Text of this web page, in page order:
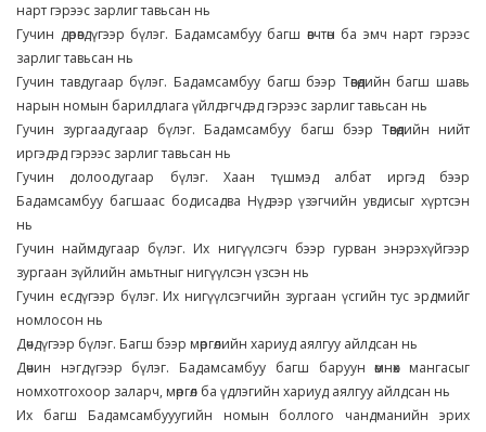
нарт гэрээс зарлиг тавьсан нь
Гучин дөрөвдүгээр бүлэг. Бадамсамбуу багш өвчтөн ба эмч нарт гэрээс
зарлиг тавьсан нь
Гучин тавдугаар бүлэг. Бадамсамбуу багш бээр Төвөдийн багш шавь
нарын номын барилдлага үйлдэгчдэд гэрээс зарлиг тавьсан нь
Гучин зургаадугаар бүлэг. Бадамсамбуу багш бээр Төвөдийн нийт
иргэдэд гэрээс зарлиг тавьсан нь
Гучин долоодугаар бүлэг. Хаан түшмэд албат иргэд бээр
Бадамсамбуу багшаас бодисадва Нүдээр үзэгчийн увдисыг хүртсэн
нь
Гучин наймдугаар бүлэг. Их нигүүлсэгч бээр гурван энэрэхүйгээр
зургаан зүйлийн амьтныг нигүүлсэн үзсэн нь
Гучин есдүгээр бүлэг. Их нигүүлсэгчийн зургаан үсгийн тус эрдмийг
номлосон нь
Дөчдүгээр бүлэг. Багш бээр мөргөлийн хариуд аялгуу айлдсан нь
Дөчин нэгдүгээр бүлэг. Бадамсамбуу багш баруун өмнөх мангасыг
номхотгохоор заларч, мөргөл ба үдлэгийн хариуд аялгуу айлдсан нь
Их багш Бадамсамбууугийн номын боллого чандманийн эрих